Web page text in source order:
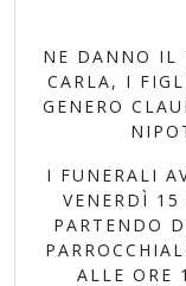
NE DANNO IL
CARLA, I
GENERO
I FUNERALI
VENERDÌ 15
PARTENDO
ALLE ORE